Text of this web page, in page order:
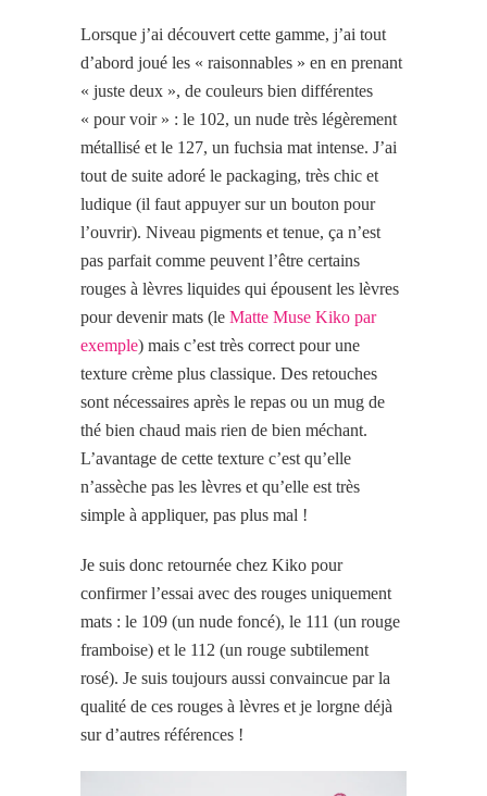
Lorsque j’ai découvert cette gamme, j’ai tout
d’abord joué les « raisonnables » en en prenant
« juste deux », de couleurs bien différentes
« pour voir » : le 102, un nude très légèrement
métallisé et le 127, un fuchsia mat intense. J’ai
tout de suite adoré le packaging, très chic et
ludique (il faut appuyer sur un bouton pour
l’ouvrir). Niveau pigments et tenue, ça n’est
pas parfait comme peuvent l’être certains
rouges à lèvres liquides qui épousent les lèvres
pour devenir mats (le Matte Muse Kiko par
exemple) mais c’est très correct pour une
texture crème plus classique. Des retouches
sont nécessaires après le repas ou un mug de
thé bien chaud mais rien de bien méchant.
L’avantage de cette texture c’est qu’elle
n’assèche pas les lèvres et qu’elle est très
simple à appliquer, pas plus mal !
Je suis donc retournée chez Kiko pour
confirmer l’essai avec des rouges uniquement
mats : le 109 (un nude foncé), le 111 (un rouge
framboise) et le 112 (un rouge subtilement
rosé). Je suis toujours aussi convaincue par la
qualité de ces rouges à lèvres et je lorgne déjà
sur d’autres références !